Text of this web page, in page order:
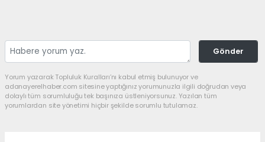
Gönder
Yorum yazarak Topluluk Kuralları’nı kabul etmiş bulunuyor ve
adanayerelhaber.com sitesine yaptığınız yorumunuzla ilgili doğrudan veya
dolaylı tüm sorumluluğu tek başınıza üstleniyorsunuz. Yazılan tüm
yorumlardan site yönetimi hiçbir şekilde sorumlu tutulamaz.